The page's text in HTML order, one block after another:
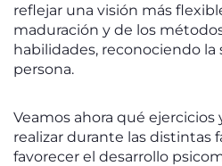
reflejar una visión más
maduración y de los
habilidades, reconociendo la
persona.
Veamos ahora qué
realizar durante las distintas
favorecer el desarrollo